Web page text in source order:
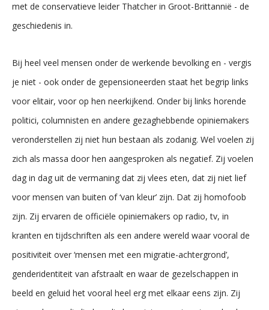
met de conservatieve leider Thatcher in Groot-Brittannië - de
geschiedenis in.
Bij heel veel mensen onder de werkende bevolking en - vergis
je niet - ook onder de gepensioneerden staat het begrip links
voor elitair, voor op hen neerkijkend. Onder bij links horende
politici, columnisten en andere gezaghebbende opiniemakers
veronderstellen zij niet hun bestaan als zodanig. Wel voelen zij
zich als massa door hen aangesproken als negatief. Zij voelen
dag in dag uit de vermaning dat zij vlees eten, dat zij niet lief
voor mensen van buiten of ‘van kleur’ zijn. Dat zij homofoob
zijn. Zij ervaren de officiële opiniemakers op radio, tv, in
kranten en tijdschriften als een andere wereld waar vooral de
positiviteit over ‘mensen met een migratie-achtergrond’,
genderidentiteit van afstraalt en waar de gezelschappen in
beeld en geluid het vooral heel erg met elkaar eens zijn. Zij